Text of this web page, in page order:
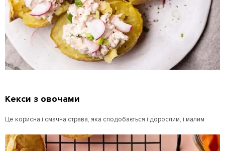
Кекси з овочами
Це корисна і смачна страва, яка сподобається і дорослим, і малим